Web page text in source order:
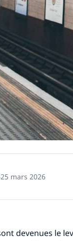
25 mars 2026
devenues le